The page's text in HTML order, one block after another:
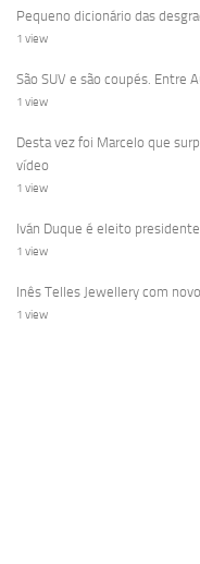
Pequeno dicionário das
1 view
São SUV e são coupés. Entre
1 view
Desta vez foi Marcelo que
vídeo
1 view
Iván Duque é eleito
1 view
Inês Telles Jewellery com
1 view